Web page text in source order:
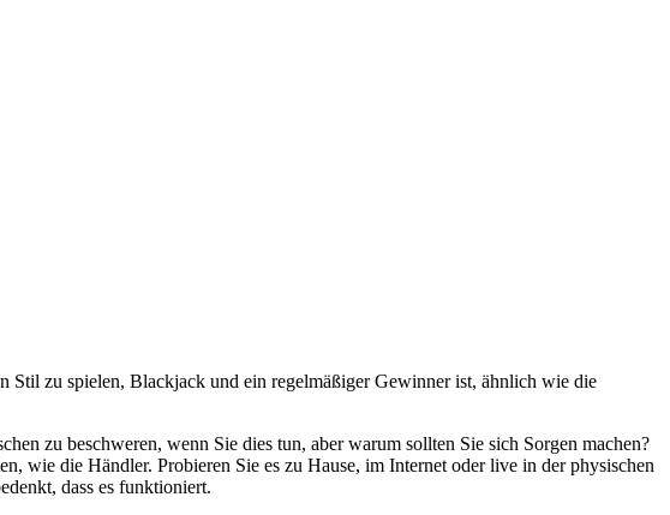
Stil zu spielen, Blackjack und ein regelmäßiger Gewinner ist, ähnlich wie die
zu beschweren, wenn Sie dies tun, aber warum sollten Sie sich Sorgen machen?
wie die Händler. Probieren Sie es zu Hause, im Internet oder live in der physischen
dass es funktioniert.